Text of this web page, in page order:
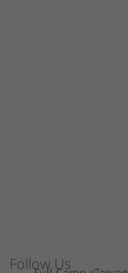
Follow Us